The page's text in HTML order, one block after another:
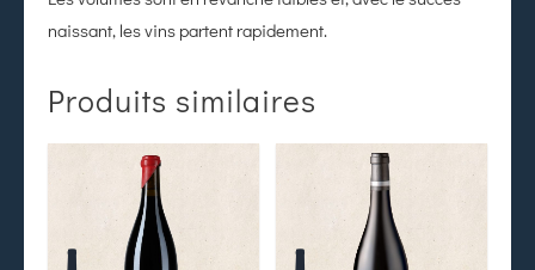
naissant, les vins partent rapidement.
Produits similaires